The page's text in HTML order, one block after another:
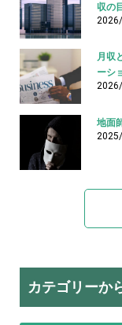
収の
月収
ーシ
地面
カテゴリーか